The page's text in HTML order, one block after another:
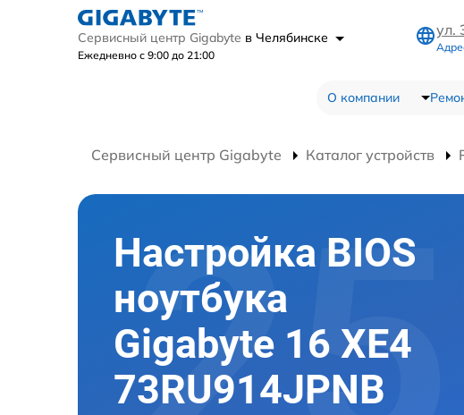
Сервисный центр Gigabyte в Челябинске
Ежедневно с 9:00 до 21:00
ул.
О компании
Сервисный центр Gigabyte Каталог устройств
Настройка BIOS
ноутбука
Gigabyte 16 XE4
73RU914JPNB